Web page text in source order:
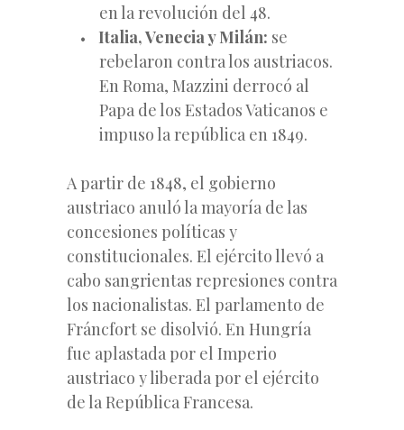
en la revolución del 48.
Italia, Venecia y Milán: se
rebelaron contra los austriacos.
En Roma, Mazzini derrocó al
Papa de los Estados Vaticanos e
impuso la república en 1849.
A partir de 1848, el gobierno
austriaco anuló la mayoría de las
concesiones políticas y
constitucionales. El ejército llevó a
cabo sangrientas represiones contra
los nacionalistas. El parlamento de
Fráncfort se disolvió. En Hungría
fue aplastada por el Imperio
austriaco y liberada por el ejército
de la República Francesa.